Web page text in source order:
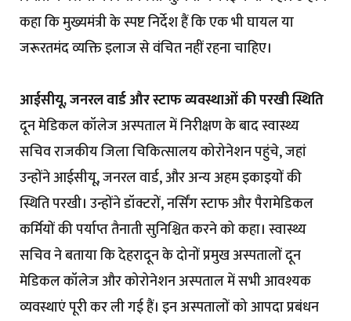
कहा कि मुख्यमंत्री के स्पष्ट निर्देश हैं कि एक भी घायल या
जरूरतमंद व्यक्ति इलाज से वंचित नहीं रहना चाहिए।
आईसीयू, जनरल वार्ड और स्टाफ व्यवस्थाओं की परखी स्थिति
दून मेडिकल कॉलेज अस्पताल में निरीक्षण के बाद स्वास्थ्य
सचिव राजकीय जिला चिकित्सालय कोरोनेशन पहुंचे, जहां
उन्होंने आईसीयू, जनरल वार्ड, और अन्य अहम इकाइयों की
स्थिति परखी। उन्होंने डॉक्टरों, नर्सिंग स्टाफ और पैरामेडिकल
कर्मियों की पर्याप्त तैनाती सुनिश्चित करने को कहा। स्वास्थ्य
सचिव ने बताया कि देहरादून के दोनों प्रमुख अस्पतालों दून
मेडिकल कॉलेज और कोरोनेशन अस्पताल में सभी आवश्यक
व्यवस्थाएं पूरी कर ली गई हैं। इन अस्पतालों को आपदा प्रबंधन